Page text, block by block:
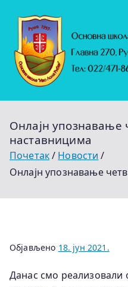
садржај
Онлајн упознавање
наставницима
Почетак
Новости
Онлајн упознавање
Објављено 18. јун 2021.
Данас смо реализовали